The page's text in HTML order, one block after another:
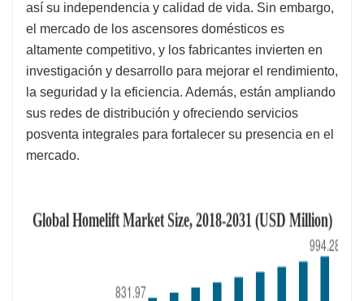
así su independencia y calidad de vida. Sin embargo,
el mercado de los ascensores domésticos es
altamente competitivo, y los fabricantes invierten en
investigación y desarrollo para mejorar el rendimiento,
la seguridad y la eficiencia. Además, están ampliando
sus redes de distribución y ofreciendo servicios
posventa integrales para fortalecer su presencia en el
mercado.